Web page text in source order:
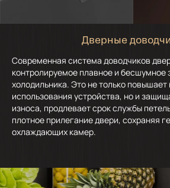
Дверные
Современная система доводчиков
контролируемое плавное и бесшумное
холодильника. Это не только
использования устройства, но и
износа, продлевает срок службы
плотное прилегание двери, сохраняя
охлаждающих камер.